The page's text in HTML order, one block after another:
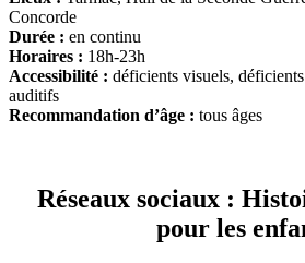
Concorde
Durée : en continu
Horaires : 18h-23h
Accessibilité : déficients visuels,
auditifs
Recommandation d’âge : tous âges
Réseaux sociaux :
pour les